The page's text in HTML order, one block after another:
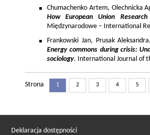
Chumachenko Artem, Olechnicka
How European Union
Międzynarodowe – International
Frankowski Jan, Prusak
Energy commons during crisis:
sociology. International Journal of
Strona 1 2 3 4 5
Deklaracja dostępności